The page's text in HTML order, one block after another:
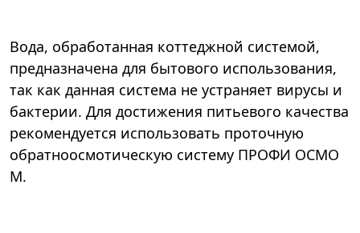
Вода, обработанная коттеджной системой,
предназначена для бытового использования,
так как данная система не устраняет вирусы и
бактерии. Для достижения питьевого качества
рекомендуется использовать проточную
обратноосмотическую систему ПРОФИ ОСМО
М.